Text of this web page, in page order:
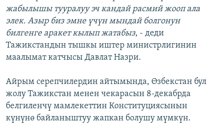
жабылышы тууралуу эч кандай расмий жооп ала
элек. Азыр биз эмне үчүн мындай болгонун
билгенге аракет кылып жатабыз, - деди
Тажикстандын тышкы иштер министрлигинин
маалымат катчысы Давлат Назри.
Айрым серепчилердин айтымында, Өзбекстан бул
жолу Тажикстан менен чекарасын 8-декабрда
белгиленчү мамлекеттин Конституциясынын
күнүнө байланыштуу жапкан болушу мүмкүн.